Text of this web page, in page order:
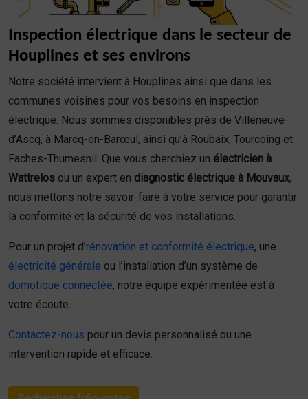
Inspection électrique dans le secteur de
Houplines et ses environs
Notre société intervient à Houplines ainsi que dans les
communes voisines pour vos besoins en inspection
électrique. Nous sommes disponibles près de Villeneuve-
d’Ascq, à Marcq-en-Barœul, ainsi qu’à Roubaix, Tourcoing et
Faches-Thumesnil. Que vous cherchiez un électricien à
Wattrelos ou un expert en diagnostic électrique à Mouvaux,
nous mettons notre savoir-faire à votre service pour garantir
la conformité et la sécurité de vos installations.
Pour un projet d’rénovation et conformité électrique, une
électricité générale ou l’installation d’un système de
domotique connectée, notre équipe expérimentée est à
votre écoute.
Contactez-nous pour un devis personnalisé ou une
intervention rapide et efficace.